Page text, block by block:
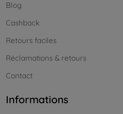
Blog
Cashback
Retours faciles
Réclamations & retours
Contact
Informations